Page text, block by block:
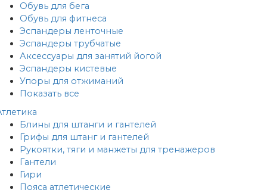
Обувь для бега
Обувь для фитнеса
Эспандеры ленточные
Эспандеры трубчатые
Аксессуары для занятий йогой
Эспандеры кистевые
Упоры для отжиманий
Показать все
Блины для штанги и гантелей
Грифы для штанг и гантелей
Рукоятки, тяги и манжеты для тренажеров
Гантели
Гири
Пояса атлетические